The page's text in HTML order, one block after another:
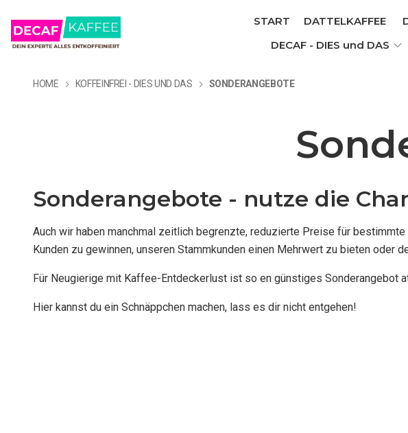
START DATTELKAFFEE
DECAF - DIES und DAS
HOME KOFFEINFREI - DIES UND DAS SONDERANGEBOTE
Sonderangebote - nutze die
Auch wir haben manchmal zeitlich begrenzte, reduzierte Preise für
Kunden zu gewinnen, unseren Stammkunden einen Mehrwert zu bieten oder
Für Neugierige mit Kaffee-Entdeckerlust ist so en günstiges
Hier kannst du ein Schnäppchen machen, lass es dir nicht entgehen!